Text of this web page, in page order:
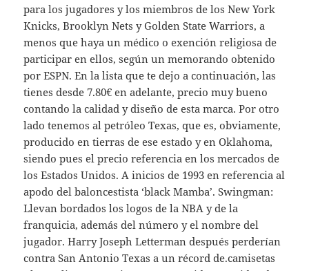
para los jugadores y los miembros de los New York
Knicks, Brooklyn Nets y Golden State Warriors, a
menos que haya un médico o exención religiosa de
participar en ellos, según un memorando obtenido
por ESPN. En la lista que te dejo a continuación, las
tienes desde 7.80€ en adelante, precio muy bueno
contando la calidad y diseño de esta marca. Por otro
lado tenemos al petróleo Texas, que es, obviamente,
producido en tierras de ese estado y en Oklahoma,
siendo pues el precio referencia en los mercados de
los Estados Unidos. A inicios de 1993 en referencia al
apodo del baloncestista ‘black Mamba’. Swingman:
Llevan bordados los logos de la NBA y de la
franquicia, además del número y el nombre del
jugador. Harry Joseph Letterman después perderían
contra San Antonio Texas a un récord de.camisetas